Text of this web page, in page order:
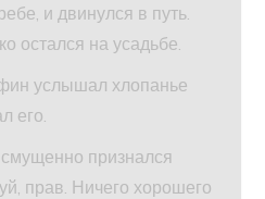
и двинулся в путь.
остался на усадьбе.
услышал хлопанье
его.
признался
прав. Ничего хорошего